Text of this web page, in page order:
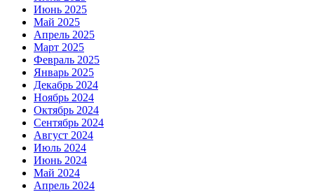
Июнь 2025
Май 2025
Апрель 2025
Март 2025
Февраль 2025
Январь 2025
Декабрь 2024
Ноябрь 2024
Октябрь 2024
Сентябрь 2024
Август 2024
Июль 2024
Июнь 2024
Май 2024
Апрель 2024